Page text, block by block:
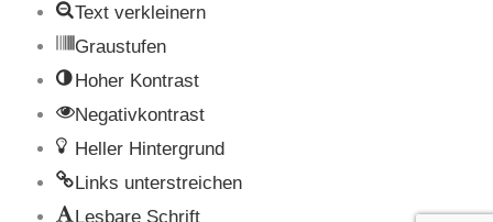
Text verkleinern
Graustufen
Hoher Kontrast
Negativkontrast
Heller Hintergrund
Links unterstreichen
Lesbare Schrift